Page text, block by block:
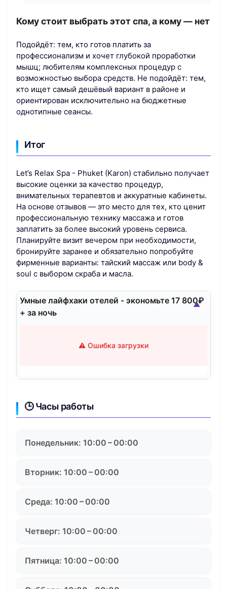
Кому стоит выбрать этот спа, а кому — нет
Подойдёт: тем, кто готов платить за
профессионализм и хочет глубокой проработки
мышц; любителям комплексных процедур с
возможностью выбора средств. Не подойдёт: тем,
кто ищет самый дешёвый вариант в районе и
ориентирован исключительно на бюджетные
однотипные сеансы.
Итог
Let’s Relax Spa - Phuket (Karon) стабильно получает
высокие оценки за качество процедур,
внимательных терапевтов и аккуратные кабинеты.
На основе отзывов — это место для тех, кто ценит
профессиональную технику массажа и готов
заплатить за более высокий уровень сервиса.
Планируйте визит вечером при необходимости,
бронируйте заранее и обязательно попробуйте
фирменные варианты: тайский массаж или body &
soul с выбором скраба и масла.
Умные лайфхаки отелей - экономьте 17 800₽
+ за ночь
⚠️ Ошибка загрузки
▲
🕒 Часы работы
Понедельник: 10:00 – 00:00
Вторник: 10:00 – 00:00
Среда: 10:00 – 00:00
Четверг: 10:00 – 00:00
Пятница: 10:00 – 00:00